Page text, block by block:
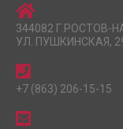
344082 Г.РОСТОВ-
УЛ. ПУШКИНСКАЯ,
+7 (863) 206-15-15